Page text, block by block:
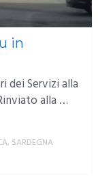
in
dei Servizi alla
alla …
, SARDEGNA